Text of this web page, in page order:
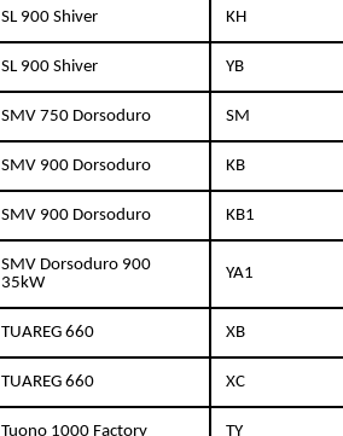
SL 900 Shiver KH
SL 900 Shiver YB
SMV 750 Dorsoduro SM
SMV 900 Dorsoduro KB
SMV 900 Dorsoduro KB1
SMV Dorsoduro 900
35kW
YA1
TUAREG 660 XB
TUAREG 660 XC
Tuono 1000 Factory TY